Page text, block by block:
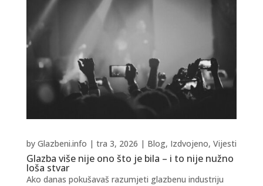
Glazba više nije ono što je bila – i to nije nužno
loša stvar
by Glazbeni.info | tra 3, 2026 | Blog, Izdvojeno, Vijesti
Ako danas pokušavaš razumjeti glazbenu industriju